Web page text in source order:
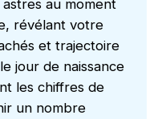
au moment
révélant votre
et trajectoire
jour de naissance
les chiffres de
un nombre